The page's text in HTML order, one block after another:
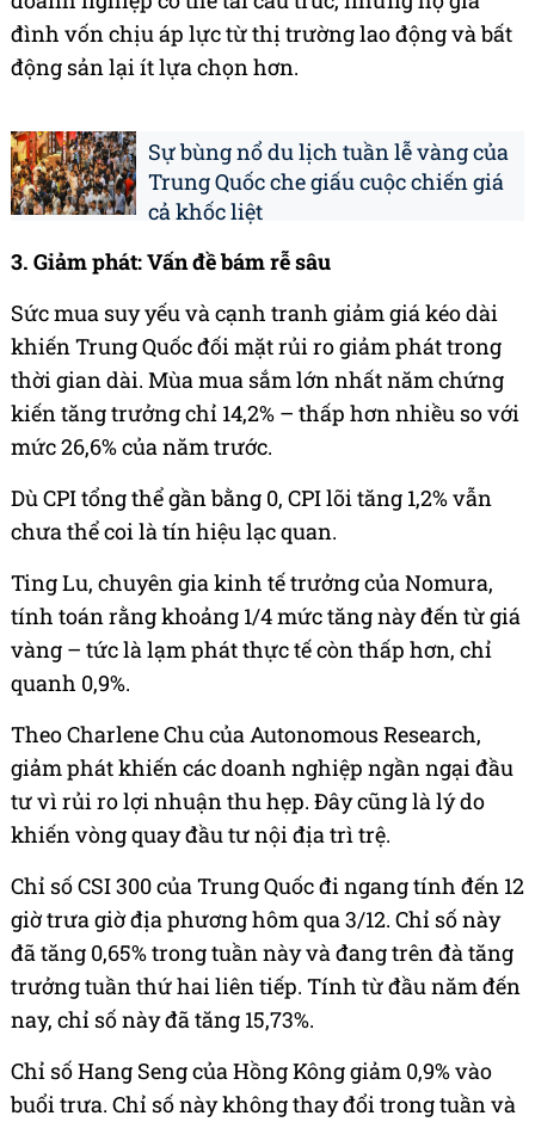
đình vốn chịu áp lực từ thị trường lao động và bất
động sản lại ít lựa chọn hơn.
Sự bùng nổ du lịch tuần lễ vàng của
Trung Quốc che giấu cuộc chiến giá
cả khốc liệt
3. Giảm phát: Vấn đề bám rễ sâu
Sức mua suy yếu và cạnh tranh giảm giá kéo dài
khiến Trung Quốc đối mặt rủi ro giảm phát trong
thời gian dài. Mùa mua sắm lớn nhất năm chứng
kiến tăng trưởng chỉ 14,2% – thấp hơn nhiều so với
mức 26,6% của năm trước.
Dù CPI tổng thể gần bằng 0, CPI lõi tăng 1,2% vẫn
chưa thể coi là tín hiệu lạc quan.
Ting Lu, chuyên gia kinh tế trưởng của Nomura,
tính toán rằng khoảng 1/4 mức tăng này đến từ giá
vàng – tức là lạm phát thực tế còn thấp hơn, chỉ
quanh 0,9%.
Theo Charlene Chu của Autonomous Research,
giảm phát khiến các doanh nghiệp ngần ngại đầu
tư vì rủi ro lợi nhuận thu hẹp. Đây cũng là lý do
khiến vòng quay đầu tư nội địa trì trệ.
Chỉ số CSI 300 của Trung Quốc đi ngang tính đến 12
giờ trưa giờ địa phương hôm qua 3/12. Chỉ số này
đã tăng 0,65% trong tuần này và đang trên đà tăng
trưởng tuần thứ hai liên tiếp. Tính từ đầu năm đến
nay, chỉ số này đã tăng 15,73%.
Chỉ số Hang Seng của Hồng Kông giảm 0,9% vào
buổi trưa. Chỉ số này không thay đổi trong tuần và